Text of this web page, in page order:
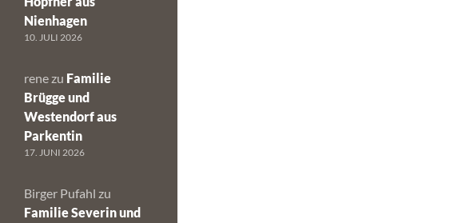
Nienhagen
10. JULI 2026
rene zu Familie
Brügge und
Westendorf aus
Parkentin
17. JUNI 2026
Birger Pufahl zu
Familie Severin und